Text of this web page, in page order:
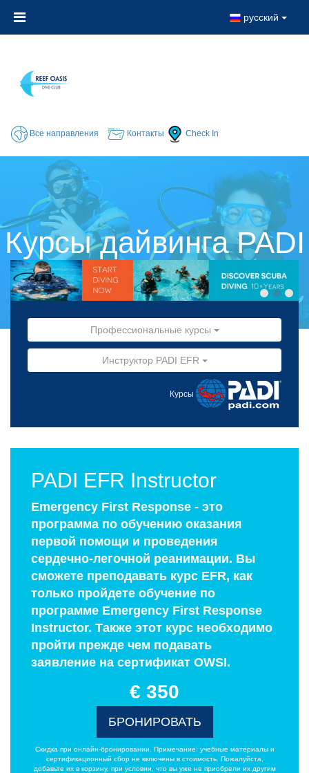
русский
Все направления Контакты Check In
Курсы дайвинга PADI
Профессиональные курсы
Инструктор PADI EFR
Курсы
PADI EFR Instructor
Еmergency First Response - это
программа по обучению оказания
первой помощи и проведения
сердечно-легочной реанимации. Вы
сможете преподавать курс EFR, как
только пройдете обучение по
программе Emergency First Response
Instructor. Также этот курс необходимо
пройти прежде чем подавать
заявление на сертификат OWSI.
€ 350
БРОНИРОВАТЬ
Скидка при онлайн-бронировании. Примечание: учебные материалы и
сертификационный сбор не включены в стоимость. Пожалуйста,
добавьте их в корзину, при условии, что вы уже не приобрели их другим